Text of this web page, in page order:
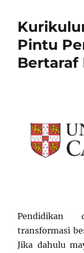
Pintu
Bertaraf
Pendidikan
transformasi
Jika dahulu